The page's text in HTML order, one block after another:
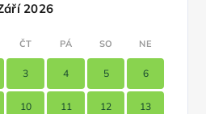
2026
ČT PÁ SO NE
3 4 5 6
10 11 12 13